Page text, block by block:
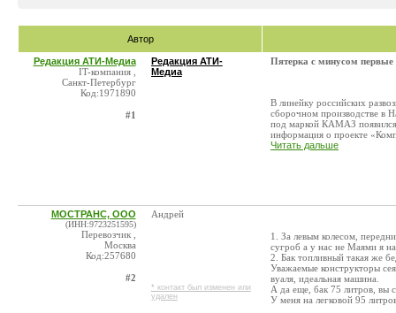
Автор
Редакция АТИ-Медиа
IT-компания ,
Санкт-Петербург
Код:1971890
#1
Редакция АТИ-
Медиа
Пятерка с минусом первые
В линейку российских
сборочном производстве в
под маркой КАМАЗ появился
информация о проекте
Читать дальше
МОСТРАНС, ООО
(ИНН:9723251595)
Перевозчик ,
Москва
Код:257680
#2
Андрей
* контакт был изменен или
удален
1. За левым колесом,
сугроб а у нас не Маями я
2. Бак топливный такая же
Уважаемые конструкторы
вуаля, идеальная машина.
А да еще, бак 75 литров, вы
У меня на легковой 95